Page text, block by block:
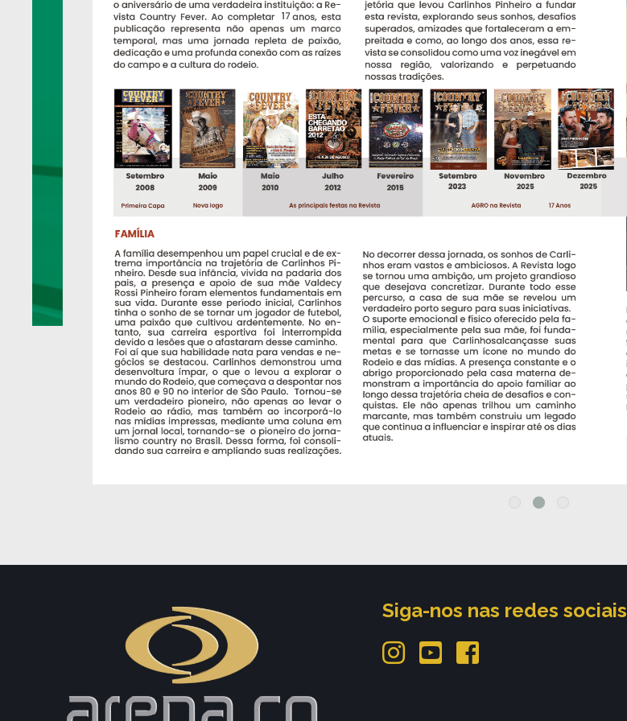
Siga-nos nas redes sociais